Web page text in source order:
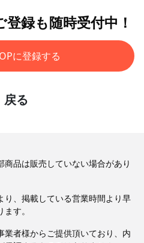
録も随時受付中！
に登録する
戻る
品は販売していない場合があり
り、掲載している営業時間より早
す。
業者様からご提供頂いており、内